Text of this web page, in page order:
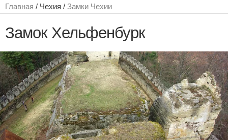
Главная / Чехия / Замки Чехии
Замок Хельфенбурк